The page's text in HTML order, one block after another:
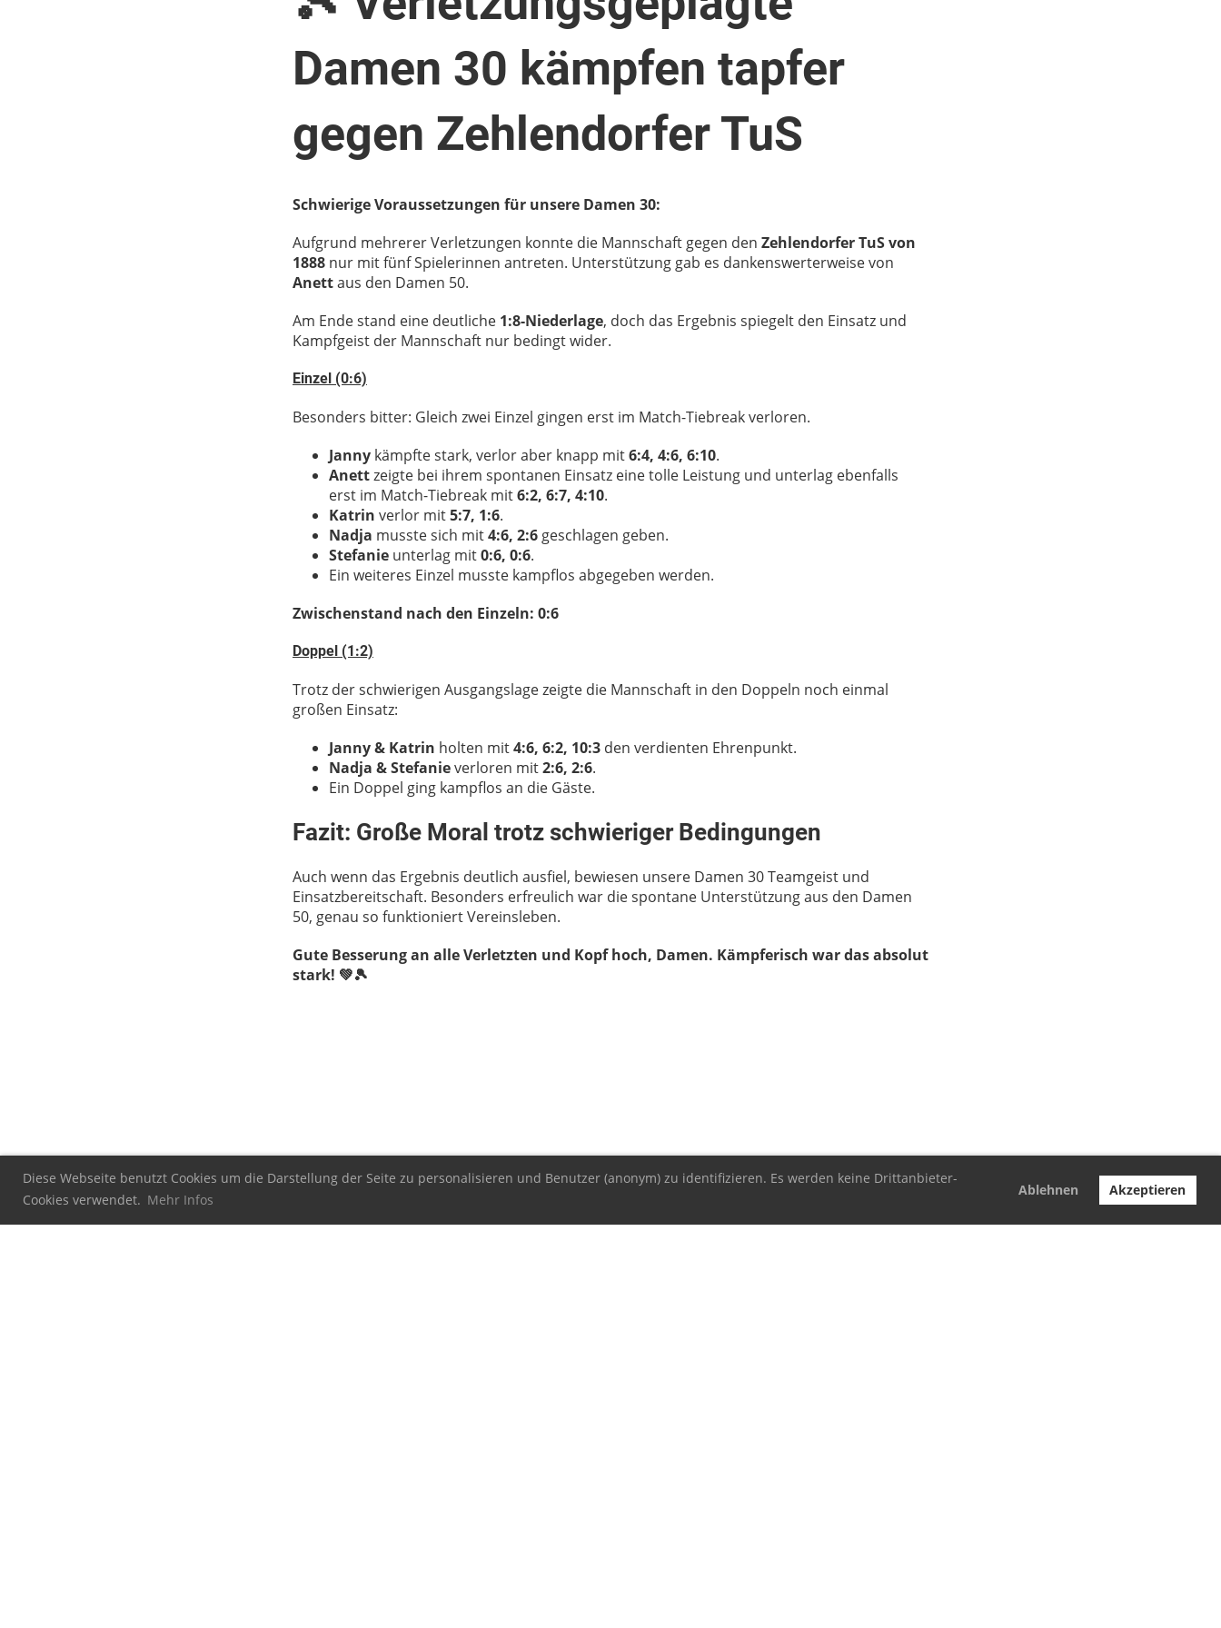
Diese Webseite benutzt Cookies um die Darstellung der Seite zu personalisieren und Benutzer (anonym) zu identifizieren. Es werden keine Drittanbieter-
Cookies verwendet. Mehr Infos
Ablehnen Akzeptieren
Damen 30 kämpfen tapfer
gegen Zehlendorfer TuS
Schwierige Voraussetzungen für unsere Damen 30:
Aufgrund mehrerer Verletzungen konnte die Mannschaft gegen den Zehlendorfer TuS von
1888nur mit fünf Spielerinnen antreten. Unterstützung gab es dankenswerterweise von
Anettaus den Damen 50.
Am Ende stand eine deutliche 1:8-Niederlage, doch das Ergebnis spiegelt den Einsatz und
Kampfgeist der Mannschaft nur bedingt wider.
Einzel (0:6)
Besonders bitter: Gleich zwei Einzel gingen erst im Match-Tiebreak verloren.
Jannykämpfte stark, verlor aber knapp mit6:4, 4:6, 6:10.
Anettzeigte bei ihrem spontanen Einsatz eine tolle Leistung und unterlag ebenfalls
erst im Match-Tiebreak mit6:2, 6:7, 4:10.
Katrin verlor mit5:7, 1:6.
Nadja musste sich mit4:6, 2:6geschlagen geben.
Stefanieunterlag mit0:6, 0:6.
Ein weiteres Einzel musste kampflos abgegeben werden.
Zwischenstand nach den Einzeln: 0:6
Doppel (1:2)
Trotz der schwierigen Ausgangslage zeigte die Mannschaft in den Doppeln noch einmal
großen Einsatz:
Janny & Katrin holten mit4:6, 6:2, 10:3den verdienten Ehrenpunkt.
Nadja & Stefanieverloren mit2:6, 2:6.
Ein Doppel ging kampflos an die Gäste.
Fazit: Große Moral trotz schwieriger Bedingungen
Auch wenn das Ergebnis deutlich ausfiel, bewiesen unsere Damen 30 Teamgeist und
Einsatzbereitschaft. Besonders erfreulich war die spontane Unterstützung aus den Damen
50, genau so funktioniert Vereinsleben.
Gute Besserung an alle Verletzten und Kopf hoch, Damen. Kämpferisch war das absolut
stark! 💚🎾